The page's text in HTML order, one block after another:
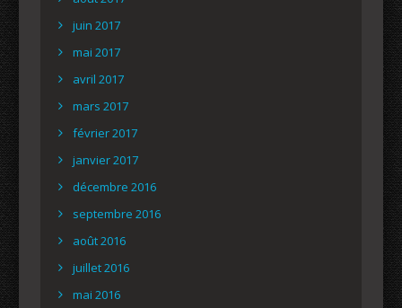
juin 2017
mai 2017
avril 2017
mars 2017
février 2017
janvier 2017
décembre 2016
septembre 2016
août 2016
juillet 2016
mai 2016